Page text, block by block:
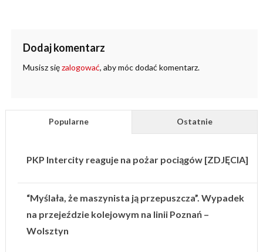
Dodaj komentarz
Musisz sięzalogować, aby móc dodać komentarz.
Popularne Ostatnie
PKP Intercity reaguje na pożar pociągów [ZDJĘCIA]
“Myślała, że maszynista ją przepuszcza”. Wypadek
na przejeździe kolejowym na linii Poznań –
Wolsztyn